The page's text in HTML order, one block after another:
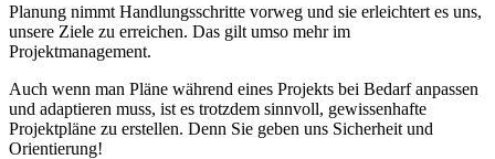
Planung nimmt Handlungsschritte vorweg und sie erleichtert es uns,
unsere Ziele zu erreichen. Das gilt umso mehr im
Projektmanagement.
Auch wenn man Pläne während eines Projekts bei Bedarf anpassen
und adaptieren muss, ist es trotzdem sinnvoll, gewissenhafte
Projektpläne zu erstellen. Denn Sie geben uns Sicherheit und
Orientierung!